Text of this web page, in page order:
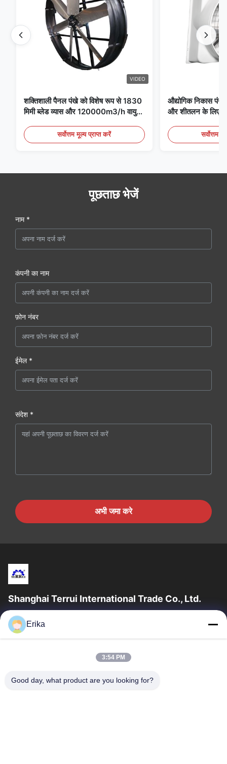
VIDEO
शक्तिशाली पैनल पंखे को विशेष रूप से 1830
मिमी ब्लेड व्यास और 120000m3/h वायु
है
सर्वोत्तम मूल्य प्राप्त करें
औद्योगिक निकास पंखे
और शीतलन के लिए
सर्वोत्तम
पूछताछ भेजें
नाम *
कंपनी का नाम
फ़ोन नंबर
ईमेल *
संदेश *
अभी जमा करे
Shanghai Terrui International Trade Co., Ltd.
शंघाई टेरुई इंटरनेशनल ट्रेड कं, लिमिटेड की स्थापना 2002 में पशुधन उपकरण के
विकास, निर्माण और बिक्री में विशेषज्ञता प्राप्त थी।
त्वरित लिंक
उत्पादों
हमारे बारे में
गुणवत्ता नियंत्रण
Erika
3:54 PM
Good day, what product are you looking for?